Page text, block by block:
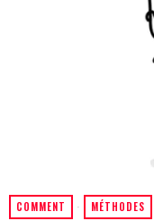
COMMENT · MÉTHODES